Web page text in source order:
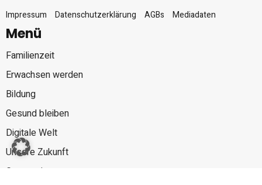
Impressum
Datenschutzerklärung AGBs Mediadaten
Menü
Familienzeit
Erwachsen werden
Bildung
Gesund bleiben
Digitale Welt
Unsere Zukunft
Gut zu wissen